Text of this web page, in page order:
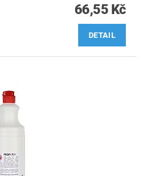
66,55 Kč
DETAIL